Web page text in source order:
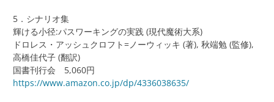
5．シナリオ集
輝ける小径:パスワーキングの実践 (現代魔術大系)
ドロレス・アッシュクロフト=ノーウィッキ (著), 秋端勉 (監修),
高橋佳代子 (翻訳)
国書刊行会 5,060円
https://www.amazon.co.jp/dp/4336038635/